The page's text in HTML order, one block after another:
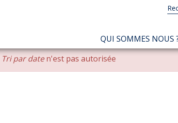
NAVIGATION
PRINCIPALE
QUI SOMMES NOUS
Tri par daten'est pas autorisée